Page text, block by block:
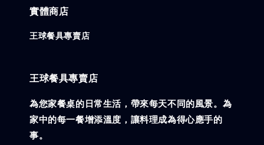
實體商店
王球餐具專賣店
王球餐具專賣店
為您家餐桌的日常生活，帶來每天不同的風景。為
家中的每一餐增添溫度，讓料理成為得心應手的
事。